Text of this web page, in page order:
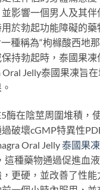
影響一個男人及其
於勃起功能障礙的藥
種稱為“枸櫞酸西地
持勃起時，泰國果
Jelly泰國果凍旨
酶在陰莖周圍堆積，
破壞cGMP特異性
Oral Jelly泰國果
這種藥物通過促進血
更硬，並改善了性